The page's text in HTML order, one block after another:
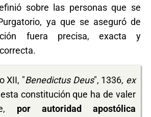
sobre las personas que se
ya que se aseguró de
fuera precisa, exacta y
XII, "Benedictus Deus", 1336, ex
constitución que ha de valer
por autoridad apostólica